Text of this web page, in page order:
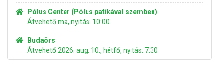
Pólus Center (Pólus patikával szemben)
Átvehető ma, nyitás: 10:00
Budaörs
Átvehető 2026. aug. 10., hétfő, nyitás: 7:30